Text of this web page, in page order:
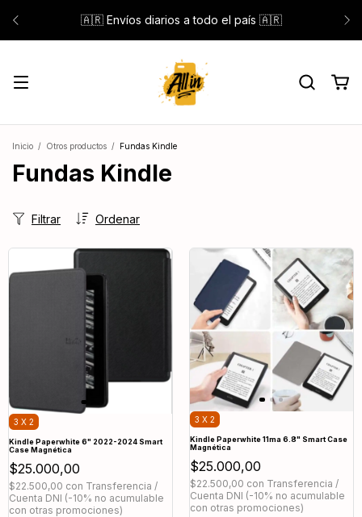
🇦🇷 Envíos diarios a todo el país 🇦🇷
Inicio / Otros productos / Fundas Kindle
Fundas Kindle
Ordenar
Filtrar
3 X 2
Kindle Paperwhite 6" 2022-2024 Smart
Case Magnética
$25.000,00
$22.500,00 con Transferencia /
Cuenta DNI (-10% no acumulable
con otras promociones)
3 X 2
Kindle Paperwhite 11ma 6.8" Smart Case
Magnética
$25.000,00
$22.500,00 con Transferencia /
Cuenta DNI (-10% no acumulable
con otras promociones)